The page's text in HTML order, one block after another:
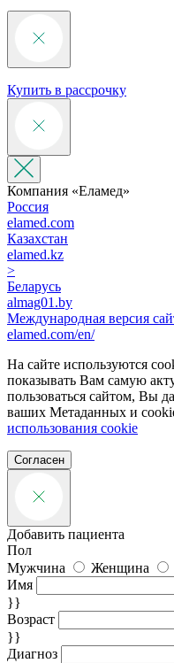
Купить в рассрочку
Компания «‎Еламед»
Россия
elamed.com
Казахстан
elamed.kz
>
Беларусь
almag01.by
Международная версия
elamed.com/en/
На сайте используются
показывать Вам самую
пользоваться сайтом, Вы
ваших Метаданных и
использования cookie
Согласен
Добавить пациента
Пол
Мужчина
Женщина
Имя
}}
Возраст
}}
Диагноз